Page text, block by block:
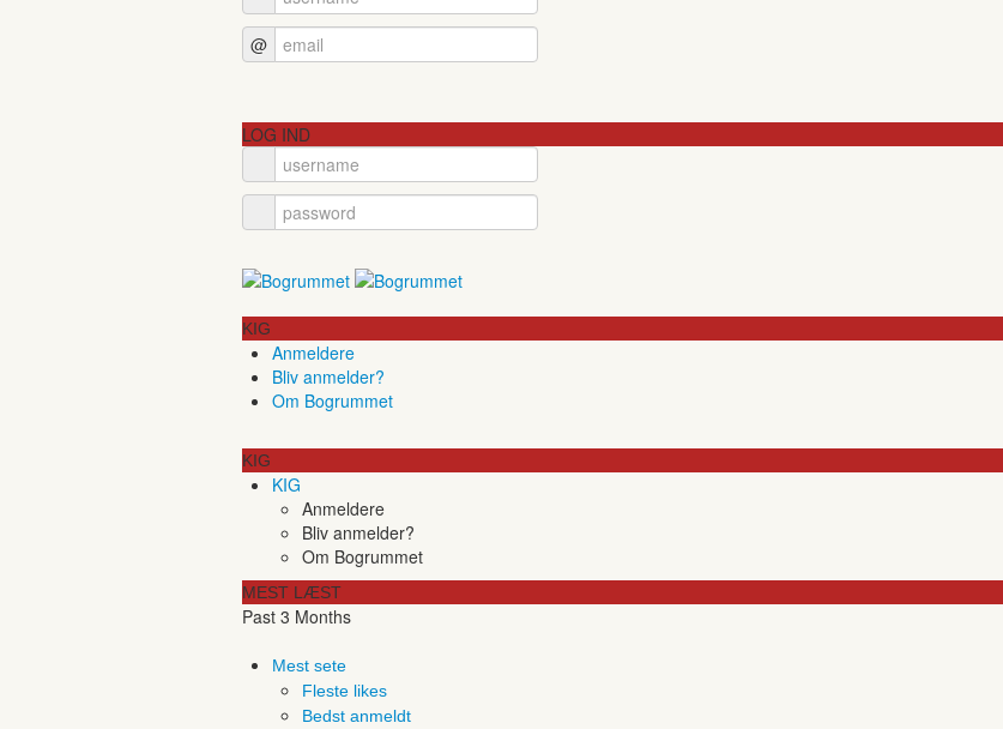
@
LOG IND
KIG
Anmeldere
Bliv anmelder?
Om Bogrummet
KIG
KIG
Anmeldere
Bliv anmelder?
Om Bogrummet
MEST LÆST
Past 3 Months
Mest sete
Fleste likes
Bedst anmeldt